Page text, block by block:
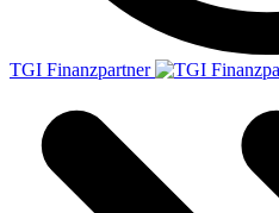
TGI Finanzpartner